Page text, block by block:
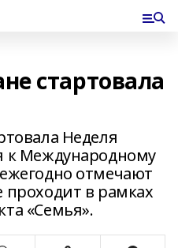
стартовала
Неделя
к Международному
отмечают
в рамках
«Семья».